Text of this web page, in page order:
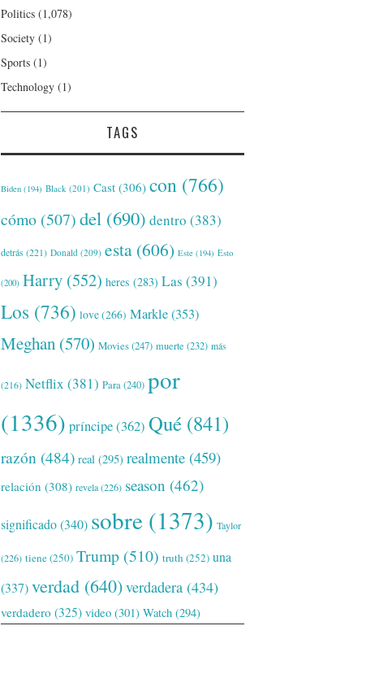
Politics (1,078)
Society (1)
Sports (1)
Technology (1)
TAGS
Biden (194) Black (201) Cast (306) con (766)
cómo (507)del (690) dentro (383)
detrás (221) Donald (209) esta (606) Este (194) Esto
(200) Harry (552) heres (283) Las (391)
Los (736) love(266) Markle(353)
Meghan (570) Movies(247) muerte (232) más
(216) Netflix (381) Para(240) por
(1336) príncipe(362) Qué (841)
razón (484) real (295) realmente (459)
relación (308) revela(226) season (462)
significado(340) sobre (1373) Taylor
(226) tiene(250) Trump (510) truth (252) una
(337)verdad (640)verdadera (434)
verdadero (325) video (301) Watch (294)